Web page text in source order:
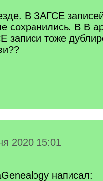
В ЗАГСЕ записей
сохранились. В В
записи тоже
2020 15:01
написал: